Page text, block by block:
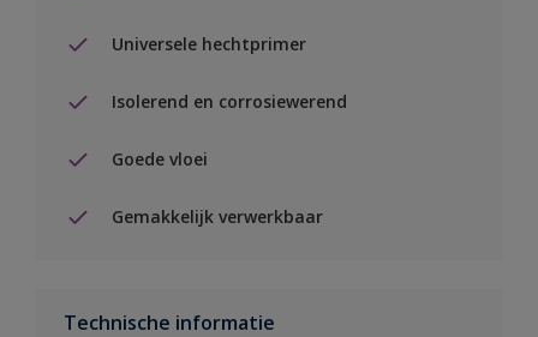
Universele hechtprimer
Isolerend en corrosiewerend
Goede vloei
Gemakkelijk verwerkbaar
Technische informatie